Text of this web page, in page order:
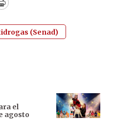
Print
(Senad)
el
agosto